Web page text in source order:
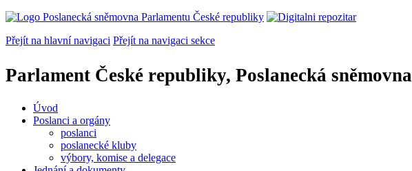
Přejít na hlavní navigaci Přejít na navigaci sekce
Parlament České republiky, Poslanecká sněmovna
Úvod
Poslanci a orgány
poslanci
poslanecké kluby
výbory, komise a delegace